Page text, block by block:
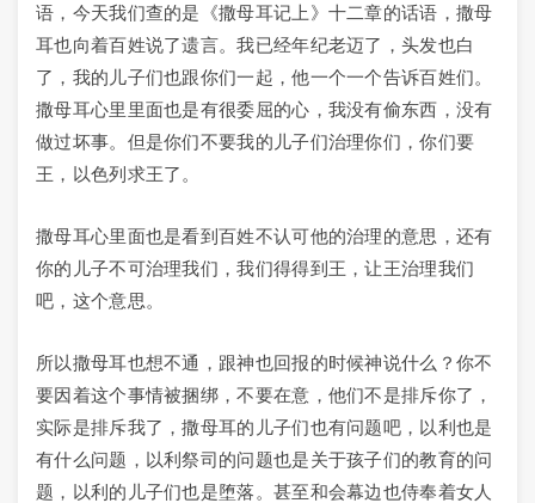
语，今天我们查的是《撒母耳记上》十二章的话语，撒母
耳也向着百姓说了遗言。我已经年纪老迈了，头发也白
了，我的儿子们也跟你们一起，他一个一个告诉百姓们。
撒母耳心里里面也是有很委屈的心，我没有偷东西，没有
做过坏事。但是你们不要我的儿子们治理你们，你们要
王，以色列求王了。
撒母耳心里面也是看到百姓不认可他的治理的意思，还有
你的儿子不可治理我们，我们得得到王，让王治理我们
吧，这个意思。
所以撒母耳也想不通，跟神也回报的时候神说什么？你不
要因着这个事情被捆绑，不要在意，他们不是排斥你了，
实际是排斥我了，撒母耳的儿子们也有问题吧，以利也是
有什么问题，以利祭司的问题也是关于孩子们的教育的问
题，以利的儿子们也是堕落。甚至和会幕边也侍奉着女人